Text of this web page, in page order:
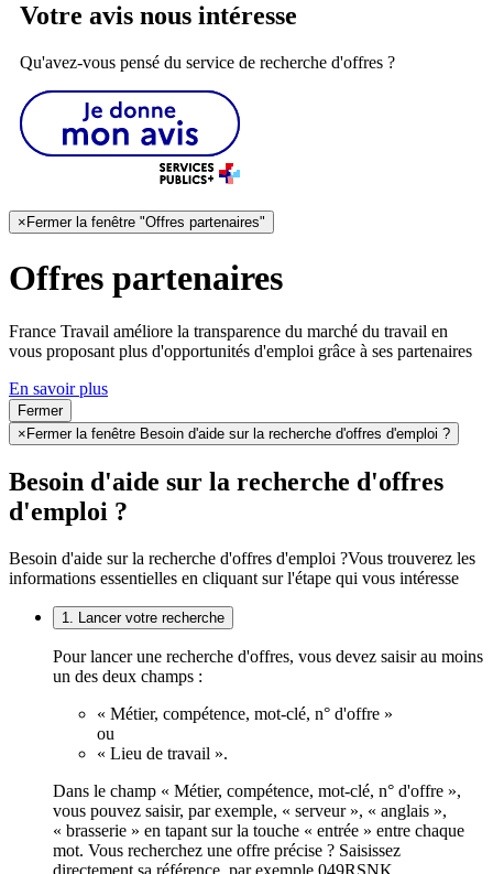
Votre avis nous intéresse
Qu'avez-vous pensé du service de recherche d'offres ?
× Fermer la fenêtre "Offres partenaires"
Offres partenaires
France Travail améliore la transparence du marché du travail en
vous proposant plus d'opportunités d'emploi grâce à ses partenaires
En savoir plus
Fermer
× Fermer la fenêtre Besoin d'aide sur la recherche d'offres d'emploi ?
Besoin d'aide sur la recherche d'offres
d'emploi ?
Besoin d'aide sur la recherche d'offres d'emploi ?Vous trouverez les
informations essentielles en cliquant sur l'étape qui vous intéresse
1. Lancer votre recherche
Pour lancer une recherche d'offres, vous devez saisir au moins
un des deux champs :
« Métier, compétence, mot-clé, n° d'offre »
ou
« Lieu de travail ».
Dans le champ « Métier, compétence, mot-clé, n° d'offre »,
vous pouvez saisir, par exemple, « serveur », « anglais »,
« brasserie » en tapant sur la touche « entrée » entre chaque
mot. Vous recherchez une offre précise ? Saisissez
directement sa référence, par exemple 049RSNK.